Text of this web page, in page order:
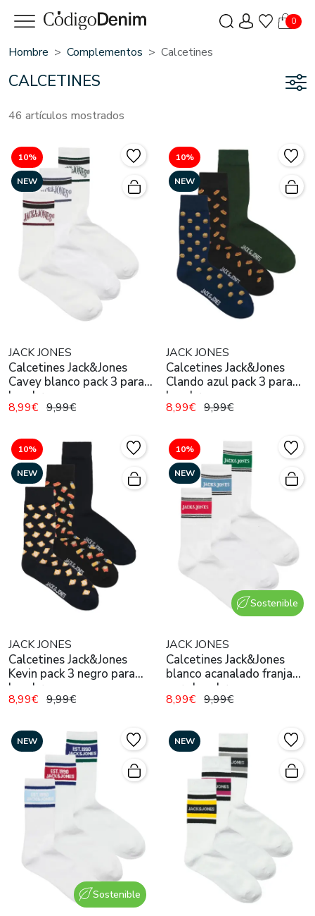
0
Hombre Complementos Calcetines
CALCETINES
46 artículos mostrados
10%
NEW
JACK JONES
Calcetines Jack&Jones
Cavey blanco pack 3 para
hombre
8,99€ 9,99€
10%
NEW
JACK JONES
Calcetines Jack&Jones
Clando azul pack 3 para
hombre
8,99€ 9,99€
10%
NEW
JACK JONES
Calcetines Jack&Jones
Kevin pack 3 negro para
hombre
8,99€ 9,99€
Sostenible
10%
NEW
JACK JONES
Calcetines Jack&Jones
blanco acanalado franja
para hombre
8,99€ 9,99€
Sostenible
NEW NEW